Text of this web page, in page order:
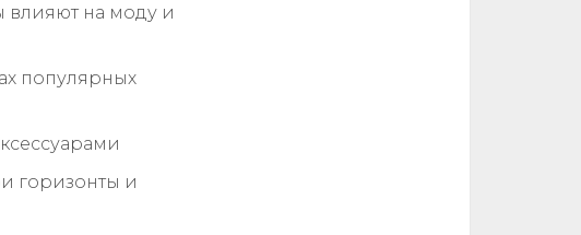
влияют на моду и
популярных
горизонты и